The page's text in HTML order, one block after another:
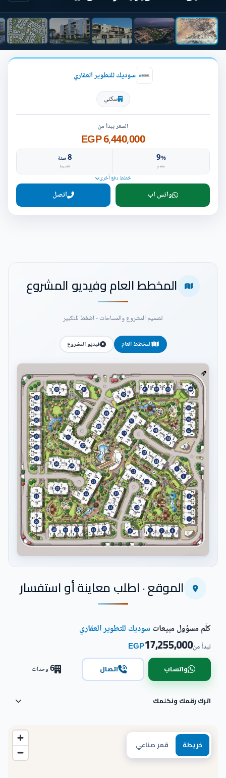
سوديك للتطوير العقاري
سكني
السعر يبدأ من
6,440,000 EGP
9%
مقدم
8سنة
تقسيط
خطط دفع أخرى
واتس اب اتصل
المخطط العام وفيديو المشروع
تصميم المشروع والمساحات - اضغط للتكبير
المخطط العام فيديو المشروع
اضغط للتكبيرالموقع · اطلب معاينة أو استفسار
خريطة قمر صناعي
كلّم مسؤول مبيعات سوديك للتطوير العقاري
تبدأ من17,255,000
EGP
واتساب اتصال 6وحدات
اترك رقمك ونكلمك